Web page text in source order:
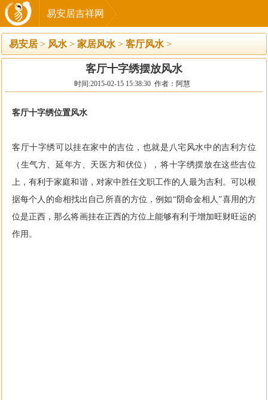
易安居吉祥网
易安居 > 风水 > 家居风水 > 客厅风水 >
客厅十字绣摆放风水
时间:2015-02-15 15:38:30 作者：阿慧
客厅十字绣位置风水
客厅十字绣可以挂在家中的吉位，也就是八宅风水中的吉利方位
（生气方、延年方、天医方和伏位），将十字绣摆放在这些吉位
上，有利于家庭和谐，对家中胜任文职工作的人最为吉利。可以根
据每个人的命相找出自己所喜的方位，例如“阴命金相人”喜用的方
位是正西，那么将画挂在正西的方位上能够有利于增加旺财旺运的
作用。